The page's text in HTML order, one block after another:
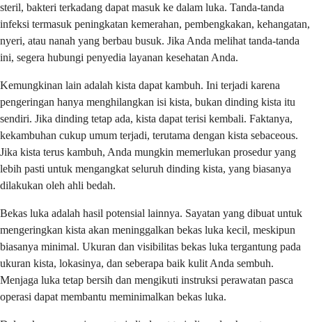
steril, bakteri terkadang dapat masuk ke dalam luka. Tanda-tanda
infeksi termasuk peningkatan kemerahan, pembengkakan, kehangatan,
nyeri, atau nanah yang berbau busuk. Jika Anda melihat tanda-tanda
ini, segera hubungi penyedia layanan kesehatan Anda.
Kemungkinan lain adalah kista dapat kambuh. Ini terjadi karena
pengeringan hanya menghilangkan isi kista, bukan dinding kista itu
sendiri. Jika dinding tetap ada, kista dapat terisi kembali. Faktanya,
kekambuhan cukup umum terjadi, terutama dengan kista sebaceous.
Jika kista terus kambuh, Anda mungkin memerlukan prosedur yang
lebih pasti untuk mengangkat seluruh dinding kista, yang biasanya
dilakukan oleh ahli bedah.
Bekas luka adalah hasil potensial lainnya. Sayatan yang dibuat untuk
mengeringkan kista akan meninggalkan bekas luka kecil, meskipun
biasanya minimal. Ukuran dan visibilitas bekas luka tergantung pada
ukuran kista, lokasinya, dan seberapa baik kulit Anda sembuh.
Menjaga luka tetap bersih dan mengikuti instruksi perawatan pasca
operasi dapat membantu meminimalkan bekas luka.